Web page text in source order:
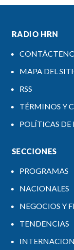
RADIO HRN
MAPA DEL
RSS
TÉRMINOS Y
POLÍTICAS
SECCIONES
PROGRAMAS
NACIONALES
NEGOCIOS Y
TENDENCIAS